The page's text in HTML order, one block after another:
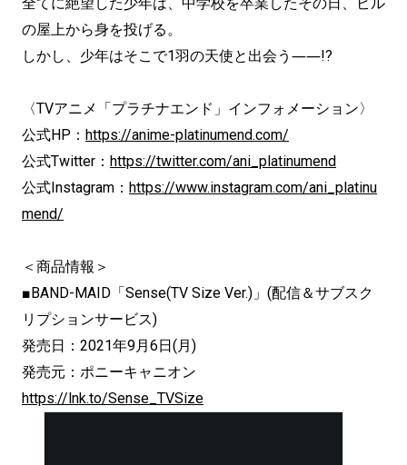
の屋上から身を投げる。
しかし、少年はそこで1羽の天使と出会う――!?
〈TVアニメ「プラチナエンド」インフォメーション〉
公式HP： https://anime-platinumend.com/
公式Twitter： https://twitter.com/ani_platinumend
公式Instagram： https://www.instagram.com/ani_platinu
mend/
＜商品情報＞
■BAND-MAID「Sense(TV Size Ver.)」(配信＆サブスク
リプションサービス)
発売日：2021年9月6日(月)
発売元：ポニーキャニオン
https://lnk.to/Sense_TVSize